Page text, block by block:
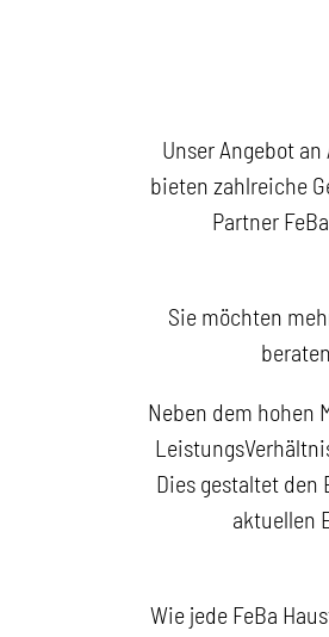
Unser Angebot
bieten zahlreiche
Partner
Sie möchten
Neben dem hohen
Dies gestaltet den
aktuellen
Wie jede FeBa